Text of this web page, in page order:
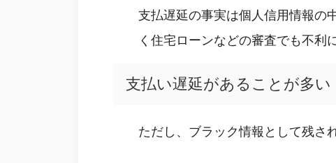
支払遅延の事実は個人信用情報の
く住宅ローンなどの審査でも不利
支払い遅延があることが多い
ただし、ブラック情報として残さ